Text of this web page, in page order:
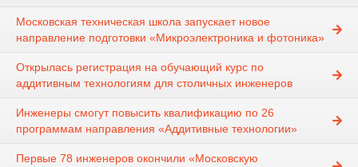
Московская техническая школа запускает новое
направление подготовки «Микроэлектроника и фотоника»
Открылась регистрация на обучающий курс по
аддитивным технологиям для столичных инженеров
Инженеры смогут повысить квалификацию по 26
программам направления «Аддитивные технологии»
Первые 78 инженеров окончили «Московскую